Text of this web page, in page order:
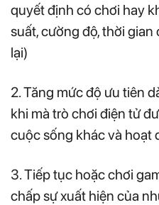
quyết định có chơi hay
suất, cường độ, thời
lại)
2. Tăng mức độ ưu tiên
khi mà trò chơi điện tử
cuộc sống khác và hoạt
3. Tiếp tục hoặc chơi
chấp sự xuất hiện của